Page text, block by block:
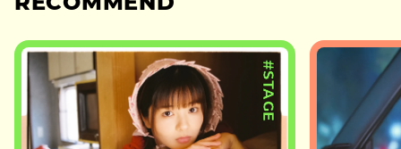
RECOMMEND
#STAGE